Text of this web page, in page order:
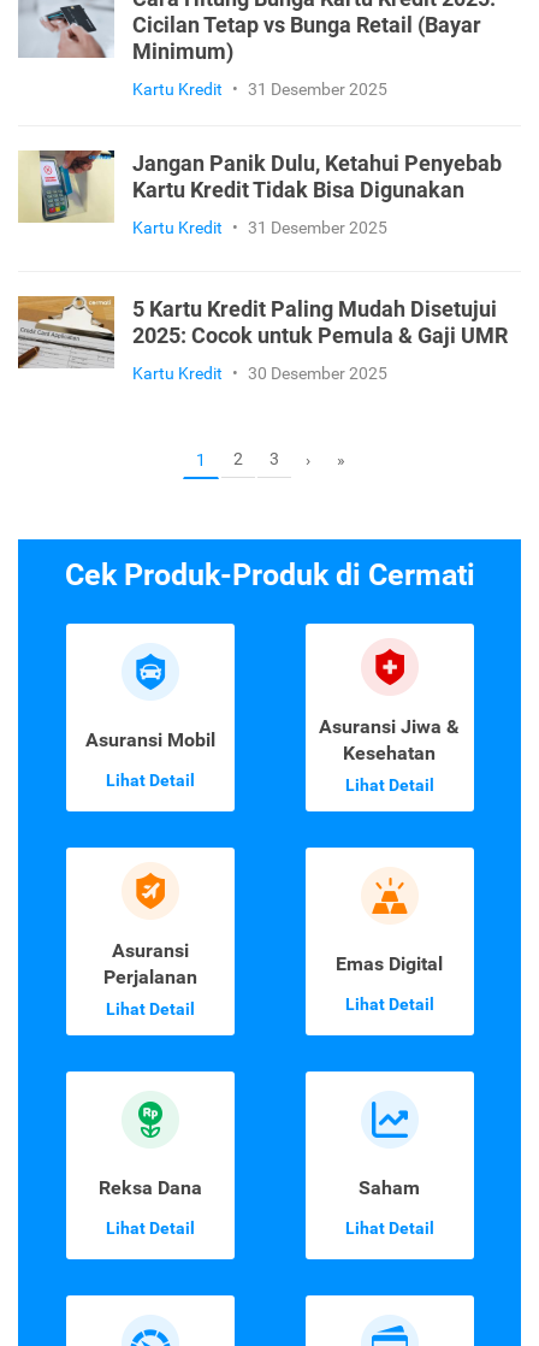
Cicilan Tetap vs Bunga Retail (Bayar
Minimum)
Kartu Kredit • 31 Desember 2025
Jangan Panik Dulu, Ketahui Penyebab
Kartu Kredit Tidak Bisa Digunakan
Kartu Kredit • 31 Desember 2025
5 Kartu Kredit Paling Mudah Disetujui
2025: Cocok untuk Pemula & Gaji UMR
Kartu Kredit • 30 Desember 2025
1 2 3 › »
Cek Produk-Produk di Cermati
Asuransi Mobil
Lihat Detail
Asuransi Jiwa &
Kesehatan
Lihat Detail
Asuransi
Perjalanan
Lihat Detail
Emas Digital
Lihat Detail
Reksa Dana
Lihat Detail
Saham
Lihat Detail